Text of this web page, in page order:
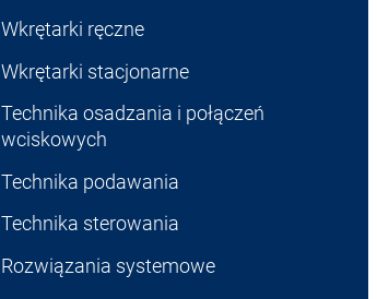
Wkrętarki ręczne
Wkrętarki stacjonarne
Technika osadzania i połączeń
wciskowych
Technika podawania
Technika sterowania
Rozwiązania systemowe